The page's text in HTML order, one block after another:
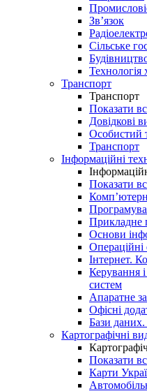
Зв’язок
Сільське
Транспорт
Транспорт
Показати
Довідкові
Особистий
Транспорт
Інформаційні
Показати
Прикладне
Основи
Операційні
Інтернет.
Керування
систем
Апаратне
Офісні
Бази даних.
Картографічні
Показати
Карти